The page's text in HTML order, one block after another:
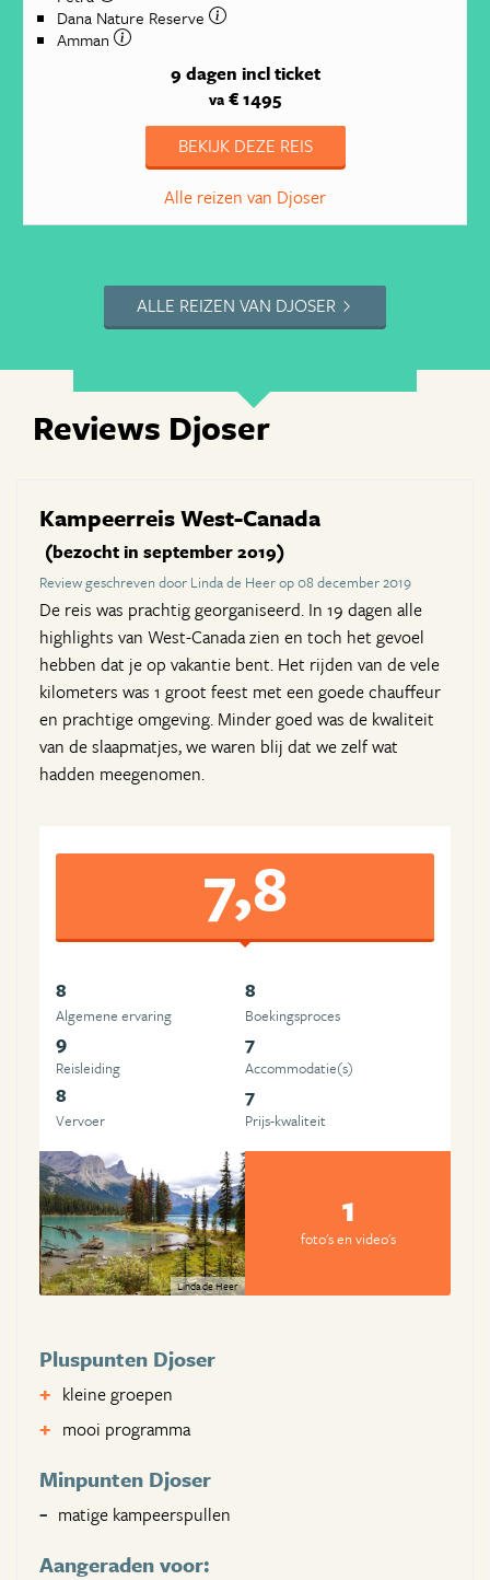
Dana Nature Reserve
Amman
9 dagen incl ticket
va € 1495
BEKIJK DEZE REIS
Alle reizen van Djoser
ALLE REIZEN VAN DJOSER
Reviews Djoser
Kampeerreis West-Canada
(bezocht in september 2019)
Review geschreven door Linda de Heer op 08 december 2019
De reis was prachtig georganiseerd. In 19 dagen alle
highlights van West-Canada zien en toch het gevoel
hebben dat je op vakantie bent. Het rijden van de vele
kilometers was 1 groot feest met een goede chauffeur
en prachtige omgeving. Minder goed was de kwaliteit
van de slaapmatjes, we waren blij dat we zelf wat
hadden meegenomen.
7,8
8
Algemene ervaring
8
Boekingsproces
9
Reisleiding
7
Accommodatie(s)
8
Vervoer
7
Prijs-kwaliteit
Linda de Heer
1
foto's en video's
Pluspunten Djoser
kleine groepen
mooi programma
Minpunten Djoser
matige kampeerspullen
Aangeraden voor: